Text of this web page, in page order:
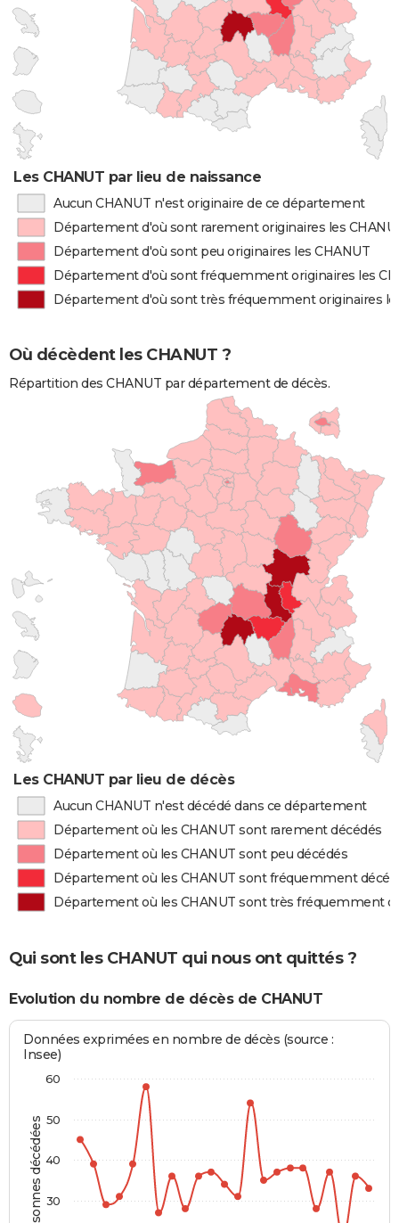
Les CHANUT par lieu de naissance
Aucun CHANUT n'est originaire de ce département
Département d'où sont rarement originaires les
Département d'où sont peu originaires les CHANUT
Département d'où sont fréquemment originaires les
Département d'où sont très fréquemment originaires
Où décèdent les CHANUT ?
Répartition des CHANUT par département de décès.
Les CHANUT par lieu de décès
Aucun CHANUT n'est décédé dans ce département
Département où les CHANUT sont rarement décédés
Département où les CHANUT sont peu décédés
Département où les CHANUT sont fréquemment
Département où les CHANUT sont très fréquemment
Qui sont les CHANUT qui nous ont quittés ?
Evolution du nombre de décès de CHANUT
Personnes décédées
Données exprimées en nombre de décès (source :
Insee)
30
40
50
60